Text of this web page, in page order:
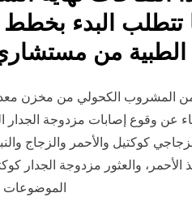
تتطلب البدء
الطبية من
50 ألف لتر من المشروب الكحولي من
عن وقوع إصابات مزدوجة الجدار
كوكتيل والأحمر والزجاج
الأحمر، والعثور مزدوجة الجدار
الموضوعات